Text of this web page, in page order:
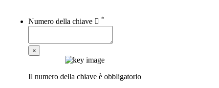
Numero della chiave *
×
Il numero della chiave è obbligatorio